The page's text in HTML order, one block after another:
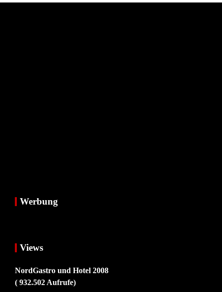
Werbung
Views
NordGastro und Hotel 2008
( 932.502 Aufrufe)